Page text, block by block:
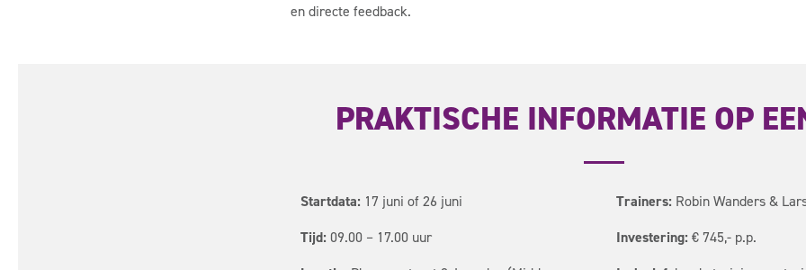
en directe feedback.
PRAKTISCHE INFORMATIE OP
Startdata: 17 juni of 26 juni
Tijd: 09.00 – 17.00 uur
Trainers: Robin Wanders &
Investering: € 745,- p.p.